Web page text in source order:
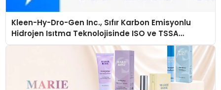
Kleen-Hy-Dro-Gen Inc., Sıfır Karbon Emisyonlu
Hidrojen Isıtma Teknolojisinde ISO ve TSSA
Düzenleyici Onaylarını Aldı